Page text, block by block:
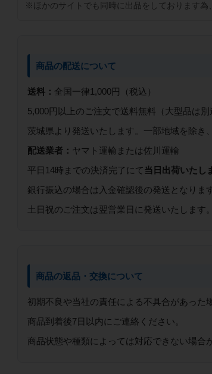
※ほかのサイトでも同時に出品をしております為
商品の配送について
送料： 全国一律1,000円（税込）
5,000円以上のご注文で送料無料（大型品は別
茨城県より発送いたします。一部地域を除き
配送業者： ヤマト運輸または佐川運輸
平日14時までの決済完了にて当日出荷いたし
銀行振込の場合は入金確認後の発送となります
土日祝のご注文は翌営業日に発送いたします。
商品の返品・交換について
初期不良や当社の責任による不具合があった
商品到着後7日以内にご連絡ください。
商品状態や種類によっては対応できない場合